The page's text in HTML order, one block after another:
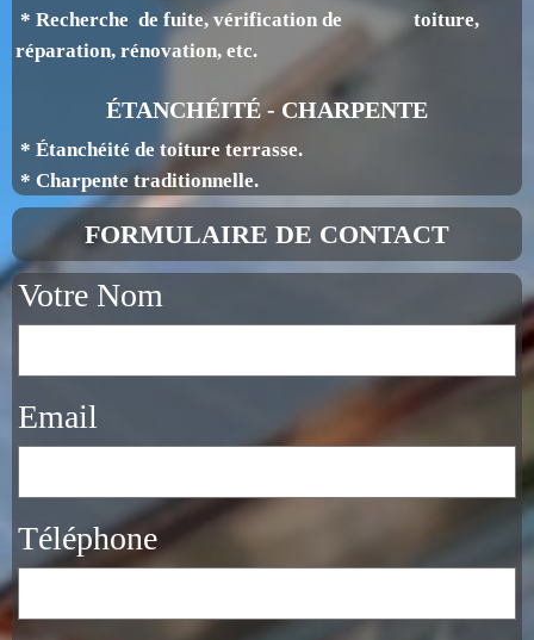
* Recherche de fuite, vérification de toiture,
réparation, rénovation, etc.
ÉTANCHÉITÉ - CHARPENTE
* Étanchéité de toiture terrasse.
* Charpente traditionnelle.
FORMULAIRE DE CONTACT
Votre Nom
Email
Téléphone